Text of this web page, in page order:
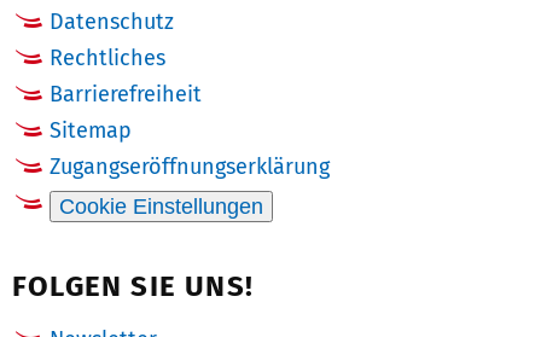
Datenschutz
Rechtliches
Barrierefreiheit
Sitemap
Zugangseröffnungserklärung
Cookie Einstellungen
FOLGEN SIE UNS!